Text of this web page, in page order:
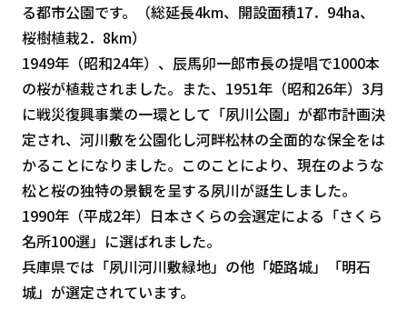
る都市公園です。（総延長4km、開設面積17．94ha、
桜樹植栽2．8km）
1949年（昭和24年）、辰馬卯一郎市長の提唱で1000本
の桜が植栽されました。また、1951年（昭和26年）3月
に戦災復興事業の一環として「夙川公園」が都市計画決
定され、河川敷を公園化し河畔松林の全面的な保全をは
かることになりました。このことにより、現在のような
松と桜の独特の景観を呈する夙川が誕生しました。
1990年（平成2年）日本さくらの会選定による「さくら
名所100選」に選ばれました。
兵庫県では「夙川河川敷緑地」の他「姫路城」「明石
城」が選定されています。